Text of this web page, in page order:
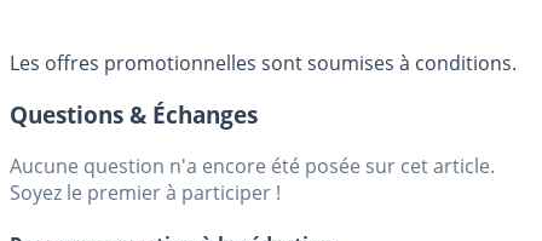
Les offres promotionnelles sont soumises à conditions.
Questions & Échanges
Aucune question n'a encore été posée sur cet article.
Soyez le premier à participer !